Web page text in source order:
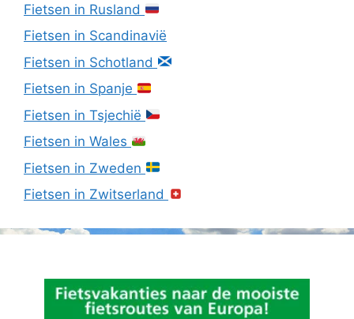
Fietsen in Rusland
Fietsen in Scandinavië
Fietsen in Schotland
Fietsen in Spanje
Fietsen in Tsjechië
Fietsen in Wales
Fietsen in Zweden
Fietsen in Zwitserland